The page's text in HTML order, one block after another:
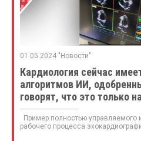
01.05.2024 "Новости"
Кардиология сейчас
алгоритмов ИИ,
говорят, что это только
Пример полностью управляемого
рабочего процесса